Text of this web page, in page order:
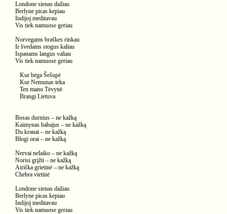
Londone sienas dažiau
Berlyne picas kepiau
Indijoj meditavau
Vis tiek namuose geriau
Norvegams braškes rinkau
Ir švedams stogus kaliau
Ispanams langus valiau
Vis tiek namuose geriau
Kur bėga Šešupė
Kur Nemunas teka
Ten mano Tėvynė
Brangi Lietuva
Bosas durnius – ne kažką
Kaimynas babajus – ne kažką
Du kranai – ne kažką
Blogi orai – ne kažką
Nervai nelaiko – ne kažką
Norisi grįžti – ne kažką
Airiška grietinė – ne kažką
Chebra vietinė
Londone sienas dažiau
Berlyne picas kepiau
Indijoj meditavau
Vis tiek namuose geriau